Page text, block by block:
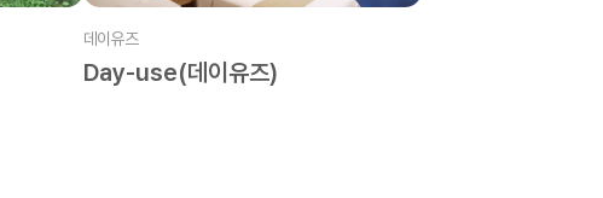
데이유즈
Day-use(데이유즈)